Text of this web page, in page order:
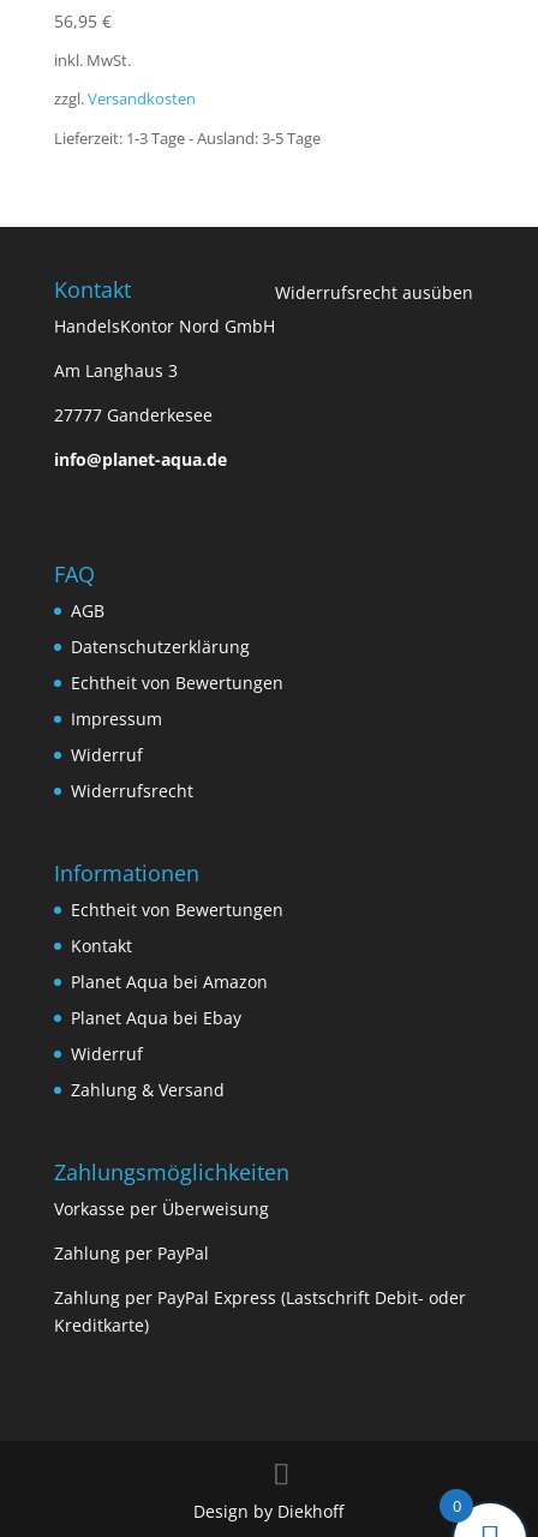
56,95 €
inkl. MwSt.
zzgl.Versandkosten
Lieferzeit: 1-3 Tage - Ausland: 3-5 Tage
Kontakt
HandelsKontor Nord GmbH
Am Langhaus 3
27777 Ganderkesee
info@planet-aqua.de
Widerrufsrecht ausüben
FAQ
AGB
Datenschutzerklärung
Echtheit von Bewertungen
Impressum
Widerruf
Widerrufsrecht
Informationen
Echtheit von Bewertungen
Kontakt
Planet Aqua bei Amazon
Planet Aqua bei Ebay
Widerruf
Zahlung & Versand
Zahlungsmöglichkeiten
Vorkasse per Überweisung
Zahlung per PayPal
Zahlung per PayPal Express (Lastschrift Debit- oder
Kreditkarte)
Design by Diekhoff 0